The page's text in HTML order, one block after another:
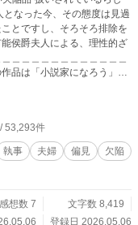
＿＿＿＿＿＿＿＿＿＿＿＿
品は「小説家になろう」に
53,293件
執事 夫婦 偏見
欠陥
感想数 7
文字数 8,419
登録日 2026.05.06